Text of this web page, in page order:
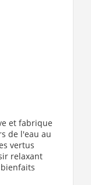
et fabrique
de l'eau au
vertus
relaxant